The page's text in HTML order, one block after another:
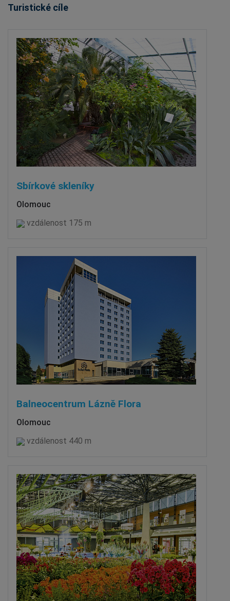
Turistické cíle
Sbírkové skleníky
Olomouc
vzdálenost 175 m
Balneocentrum Lázně Flora
Olomouc
vzdálenost 440 m